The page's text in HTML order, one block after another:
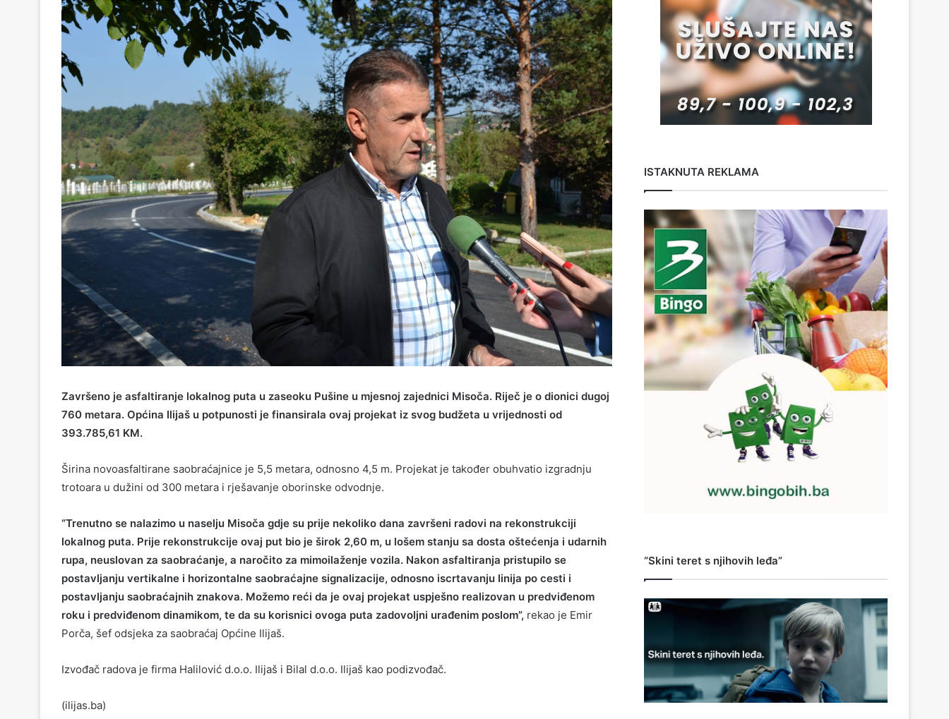
Završeno je asfaltiranje lokalnog puta u zaseoku Pušine u mjesnoj zajednici Misoča. Riječ je o dionici dugoj
760 metara. Općina Ilijaš u potpunosti je finansirala ovaj projekat iz svog budžeta u vrijednosti od
393.785,61 KM.
Širina novoasfaltirane saobraćajnice je 5,5 metara, odnosno 4,5 m. Projekat je također obuhvatio izgradnju
trotoara u dužini od 300 metara i rješavanje oborinske odvodnje.
“Trenutno se nalazimo u naselju Misoča gdje su prije nekoliko dana završeni radovi na rekonstrukciji
lokalnog puta. Prije rekonstrukcije ovaj put bio je širok 2,60 m, u lošem stanju sa dosta oštećenja i udarnih
rupa, neuslovan za saobraćanje, a naročito za mimoilaženje vozila. Nakon asfaltiranja pristupilo se
postavljanju vertikalne i horizontalne saobraćajne signalizacije, odnosno iscrtavanju linija po cesti i
postavljanju saobraćajnih znakova. Možemo reći da je ovaj projekat uspješno realizovan u predviđenom
roku i predviđenom dinamikom, te da su korisnici ovoga puta zadovoljni urađenim poslom”, rekao je Emir
Porča, šef odsjeka za saobraćaj Općine Ilijaš.
Izvođač radova je firma Halilović d.o.o. Ilijaš i Bilal d.o.o. Ilijaš kao podizvođač.
(ilijas.ba)
ISTAKNUTA REKLAMA
“Skini teret s njihovih leđa”